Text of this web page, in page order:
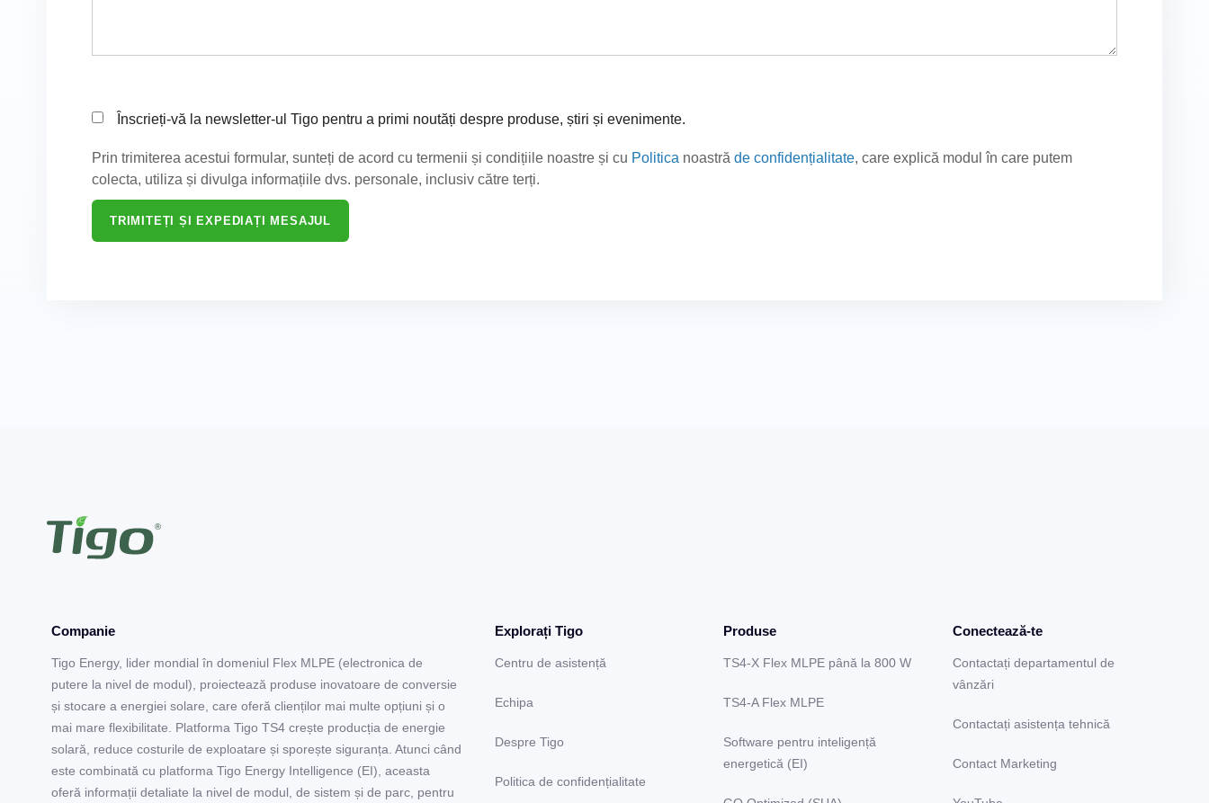
Înscrieți-vă la newsletter-ul Tigo pentru a primi noutăți despre produse, știri și evenimente.
Prin trimiterea acestui formular, sunteți de acord cu termenii și condițiile noastre și cu Politica noastră de confidențialitate, care explică modul în care putem
colecta, utiliza și divulga informațiile dvs. personale, inclusiv către terți.
Companie
Tigo Energy, lider mondial în domeniul Flex MLPE (electronica de
putere la nivel de modul), proiectează produse inovatoare de conversie
și stocare a energiei solare, care oferă clienților mai multe opțiuni și o
mai mare flexibilitate. Platforma Tigo TS4 crește producția de energie
solară, reduce costurile de exploatare și sporește siguranța. Atunci când
este combinată cu platforma Tigo Energy Intelligence (EI), aceasta
oferă informații detaliate la nivel de modul, de sistem și de parc, pentru
Explorați Tigo
Centru de asistență
Echipa
Despre Tigo
Politica de confidențialitate
Produse
TS4-X Flex MLPE până la 800 W
TS4-A Flex MLPE
Software pentru inteligență
energetică (EI)
Conectează-te
Contactați departamentul de
vânzări
Contactați asistența tehnică
Contact Marketing